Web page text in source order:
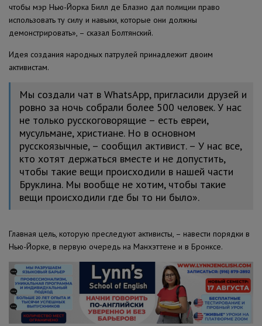
чтобы мэр Нью-Йорка Билл де Блазио дал полиции право
использовать ту силу и навыки, которые они должны
демонстрировать», – сказал Болтянский.
Идея создания народных патрулей принадлежит двоим
активистам.
Мы создали чат в WhatsApp, пригласили друзей и
ровно за ночь собрали более 500 человек. У нас
не только русскоговорящие – есть евреи,
мусульмане, христиане. Но в основном
русскоязычные, – сообщил активист. – У нас все,
кто хотят держаться вместе и не допустить,
чтобы такие вещи происходили в нашей части
Бруклина. Мы вообще не хотим, чтобы такие
вещи происходили где бы то ни было».
Главная цель, которую преследуют активисты, – навести порядки в
Нью-Йорке, в первую очередь на Манхэттене и в Бронксе.